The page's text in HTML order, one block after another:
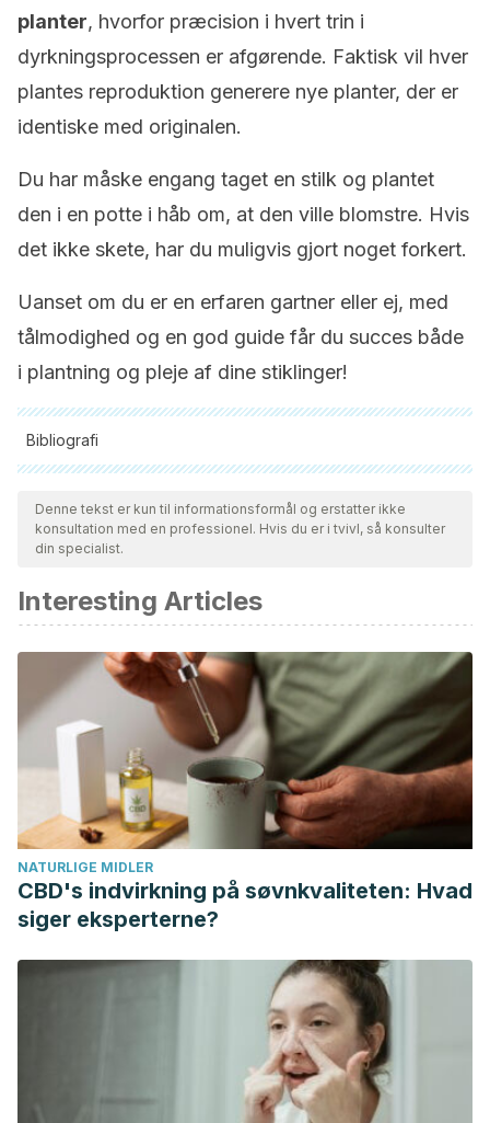
planter, hvorfor præcision i hvert trin i
dyrkningsprocessen er afgørende. Faktisk vil hver
plantes reproduktion generere nye planter, der er
identiske med originalen.
Du har måske engang taget en stilk og plantet
den i en potte i håb om, at den ville blomstre. Hvis
det ikke skete, har du muligvis gjort noget forkert.
Uanset om du er en erfaren gartner eller ej, med
tålmodighed og en god guide får du succes både
i plantning og pleje af dine stiklinger!
Bibliografi
Alle citerede kilder blev grundigt gennemgået af vores team
for at sikre deres kvalitet, pålidelighed, aktualitet og validitet.
Bibliografien i denne artikel blev betragtet som pålidelig og af
El Cuaderno. Por Qué Biotecnología. La clonación de
plantas: una antigua técnica. Programa educativo “Por Qué
biotecnología”. Edición Nº 56. Argentina.
https://www.porquebiotecnologia.com.ar/Cuadernos/
Reynoso V. Las 10 plagas más comunes en tu huerto.
Asociación de Consumidores Orgánicos. Estados Unidos;
2016. https://consumidoresorganicos.org/quienes-somos/
Unidad Regional de Staff Care – World Vision
Latinoamerica y El Caribe. Aromaterapia para aliviar los
efectos del estrés. World Vision. Ecuador; 2020.
https://blog.worldvision.org.ec/cuidate06
Denne tekst er kun til informationsformål og erstatter ikke
konsultation med en professionel. Hvis du er i tvivl, så konsulter
din specialist.
Interesting Articles
NATURLIGE MIDLER
CBD's indvirkning på søvnkvaliteten: Hvad
siger eksperterne?